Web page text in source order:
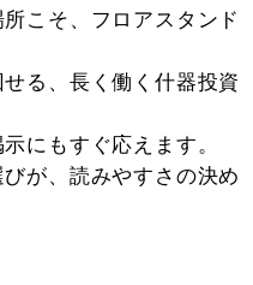
こそ、フロアスタンド
る、長く働く什器投資
にもすぐ応えます。
が、読みやすさの決め